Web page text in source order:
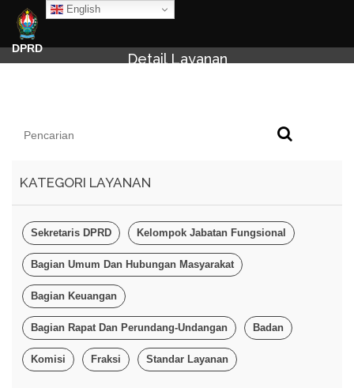
English
DPRD
Detail Layanan
KATEGORI LAYANAN
Sekretaris DPRD Kelompok Jabatan Fungsional
Bagian Umum Dan Hubungan Masyarakat
Bagian Keuangan
Bagian Rapat Dan Perundang-Undangan Badan
Komisi Fraksi Standar Layanan